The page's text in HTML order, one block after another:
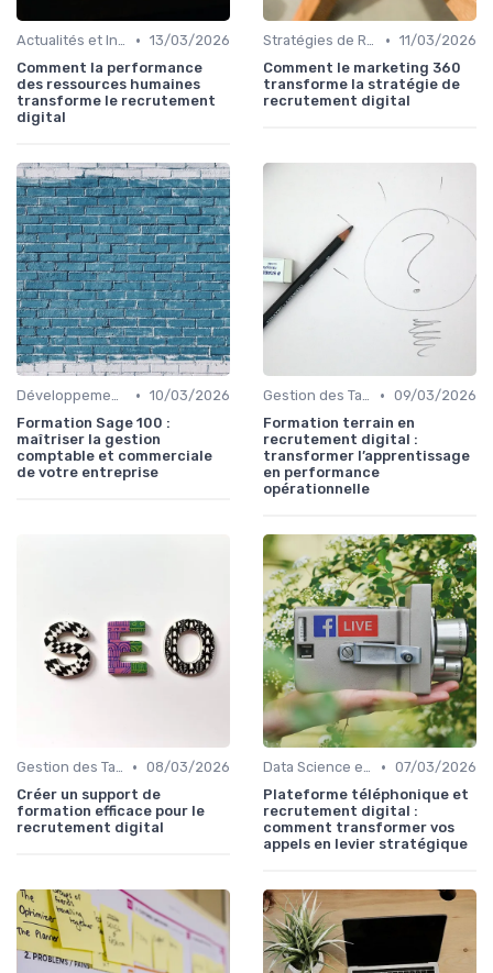
Actualités et Innovations en Recrutement • 13/03/2026
Comment la performance
des ressources humaines
transforme le recrutement
digital
Stratégies de Recrutement Digital • 11/03/2026
Comment le marketing 360
transforme la stratégie de
recrutement digital
Développement des Compétences Digitales • 10/03/2026
Formation Sage 100 :
maîtriser la gestion
comptable et commerciale
de votre entreprise
Gestion des Talents et Onboarding • 09/03/2026
Formation terrain en
recrutement digital :
transformer l’apprentissage
en performance
opérationnelle
Gestion des Talents et Onboarding • 08/03/2026
Créer un support de
formation efficace pour le
recrutement digital
Data Science et Analytique • 07/03/2026
Plateforme téléphonique et
recrutement digital :
comment transformer vos
appels en levier stratégique